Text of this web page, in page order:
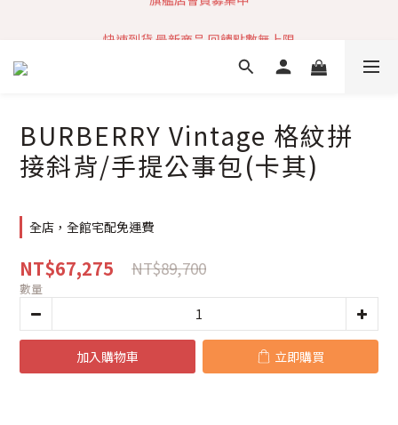
快速到貨 最新商品 回饋點數無上限
加入社群 獲取最新商品資訊
BURBERRY Vintage 格紋拼
接斜背/手提公事包(卡其)
全店，全館宅配免運費
NT$67,275 NT$89,700
數量
加入購物車 立即購買